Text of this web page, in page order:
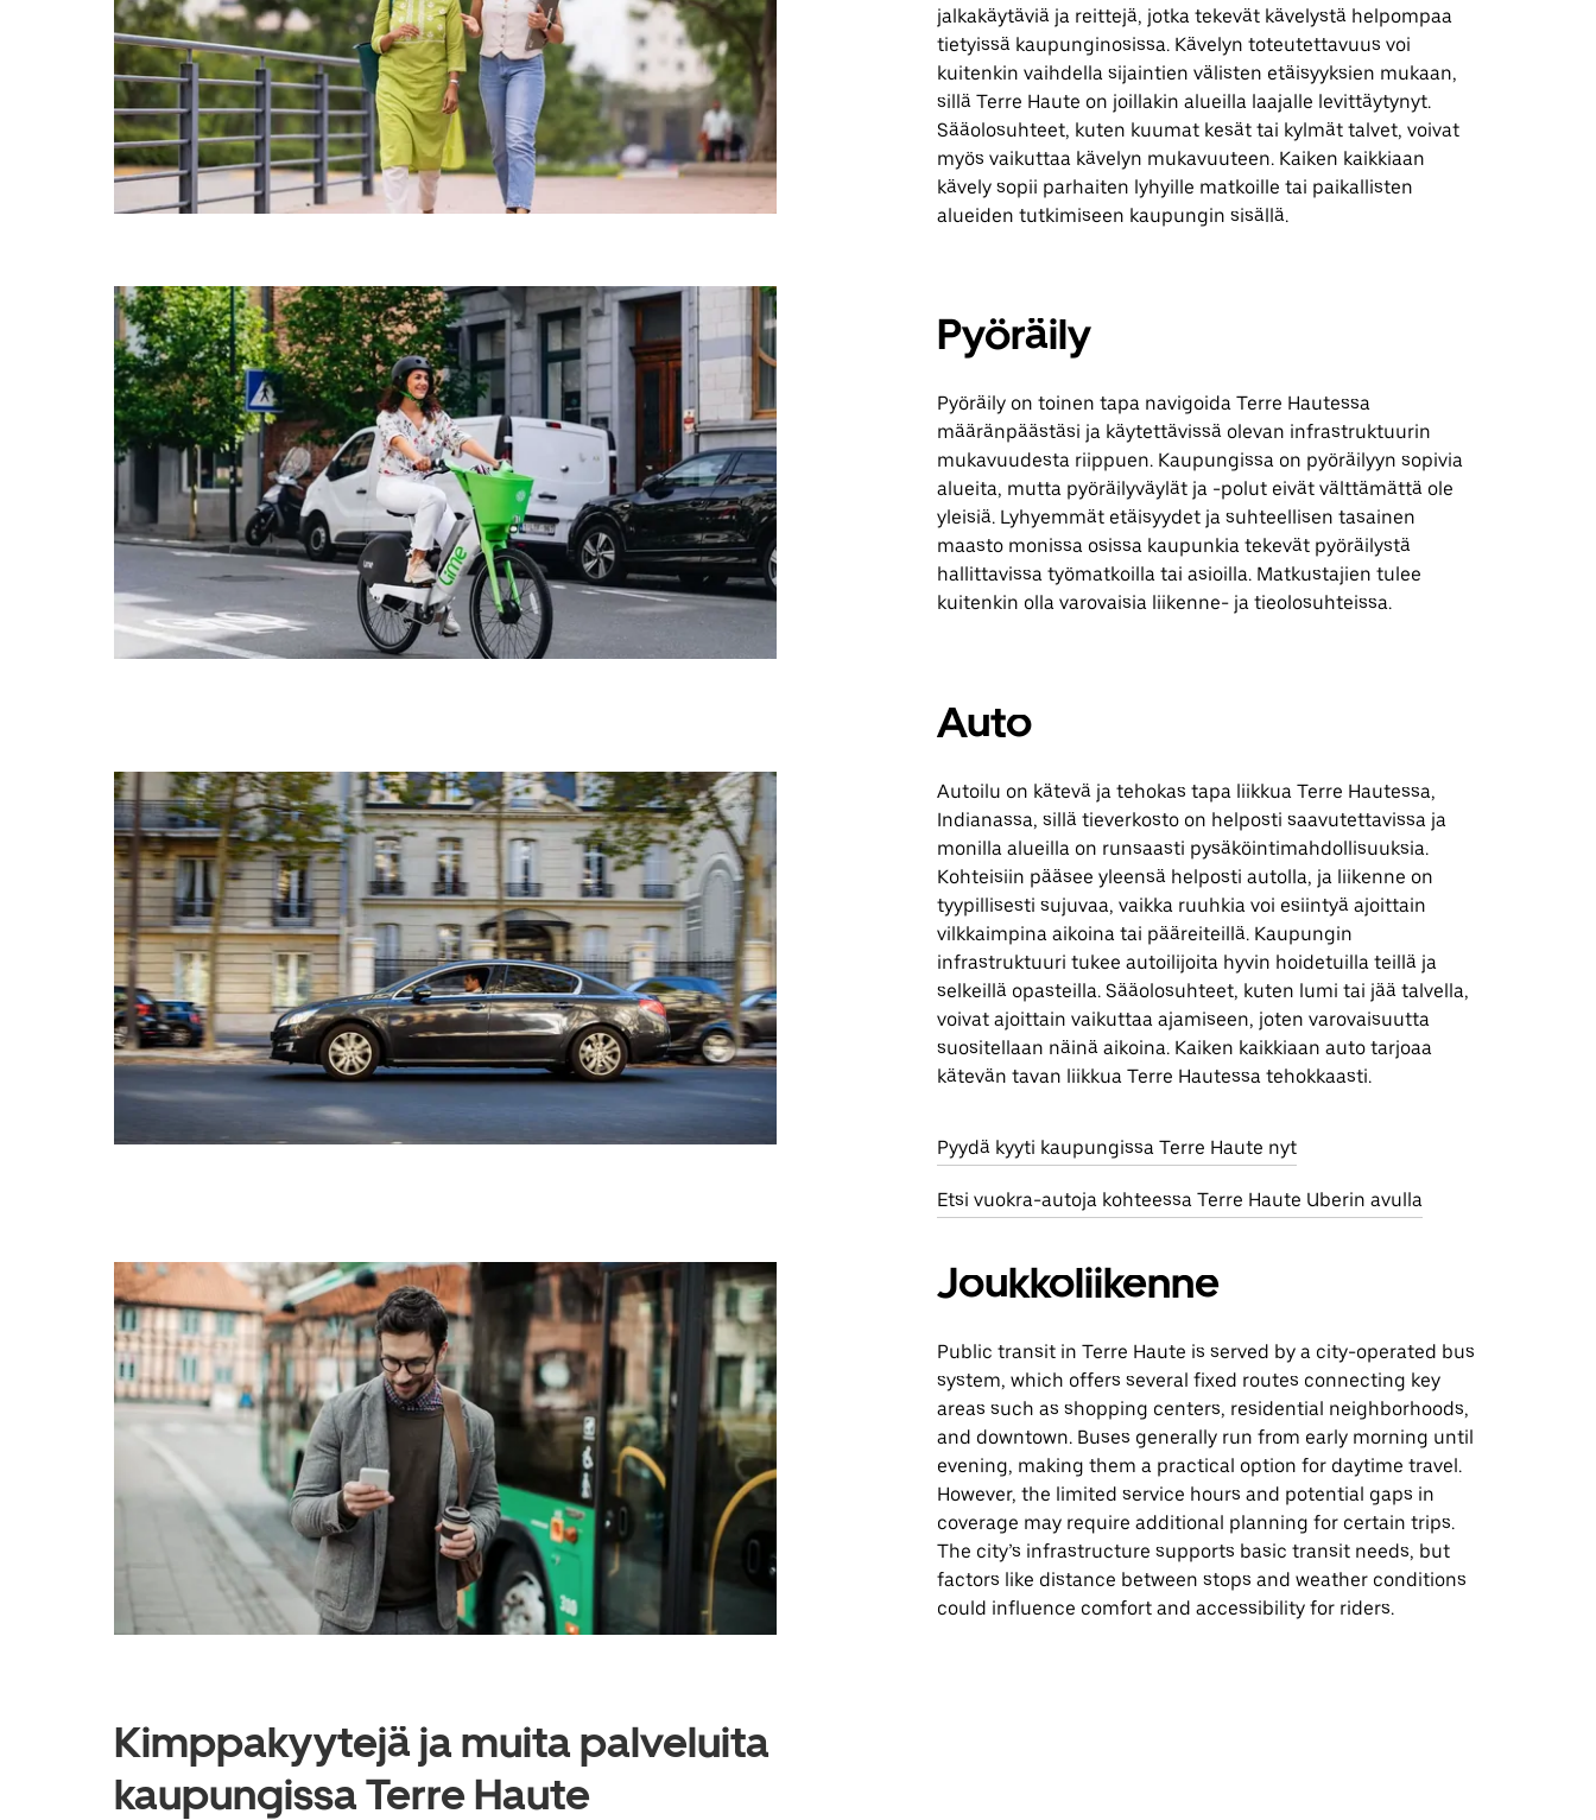
jalkakäytäviä ja reittejä, jotka tekevät kävelystä helpompaa
tietyissä kaupunginosissa. Kävelyn toteutettavuus voi
kuitenkin vaihdella sijaintien välisten etäisyyksien mukaan,
sillä Terre Haute on joillakin alueilla laajalle levittäytynyt.
Sääolosuhteet, kuten kuumat kesät tai kylmät talvet, voivat
myös vaikuttaa kävelyn mukavuuteen. Kaiken kaikkiaan
kävely sopii parhaiten lyhyille matkoille tai paikallisten
alueiden tutkimiseen kaupungin sisällä.
Pyöräily
Pyöräily on toinen tapa navigoida Terre Hautessa
määränpäästäsi ja käytettävissä olevan infrastruktuurin
mukavuudesta riippuen. Kaupungissa on pyöräilyyn sopivia
alueita, mutta pyöräilyväylät ja -polut eivät välttämättä ole
yleisiä. Lyhyemmät etäisyydet ja suhteellisen tasainen
maasto monissa osissa kaupunkia tekevät pyöräilystä
hallittavissa työmatkoilla tai asioilla. Matkustajien tulee
kuitenkin olla varovaisia liikenne- ja tieolosuhteissa.
Auto
Autoilu on kätevä ja tehokas tapa liikkua Terre Hautessa,
Indianassa, sillä tieverkosto on helposti saavutettavissa ja
monilla alueilla on runsaasti pysäköintimahdollisuuksia.
Kohteisiin pääsee yleensä helposti autolla, ja liikenne on
tyypillisesti sujuvaa, vaikka ruuhkia voi esiintyä ajoittain
vilkkaimpina aikoina tai pääreiteillä. Kaupungin
infrastruktuuri tukee autoilijoita hyvin hoidetuilla teillä ja
selkeillä opasteilla. Sääolosuhteet, kuten lumi tai jää talvella,
voivat ajoittain vaikuttaa ajamiseen, joten varovaisuutta
suositellaan näinä aikoina. Kaiken kaikkiaan auto tarjoaa
kätevän tavan liikkua Terre Hautessa tehokkaasti.
Pyydä kyyti kaupungissa Terre Haute nyt
Etsi vuokra-autoja kohteessa Terre Haute Uberin avulla
Joukkoliikenne
Public transit in Terre Haute is served by a city-operated bus
system, which offers several fixed routes connecting key
areas such as shopping centers, residential neighborhoods,
and downtown. Buses generally run from early morning until
evening, making them a practical option for daytime travel.
However, the limited service hours and potential gaps in
coverage may require additional planning for certain trips.
The city’s infrastructure supports basic transit needs, but
factors like distance between stops and weather conditions
could influence comfort and accessibility for riders.
Kimppakyytejä ja muita palveluita
kaupungissa Terre Haute